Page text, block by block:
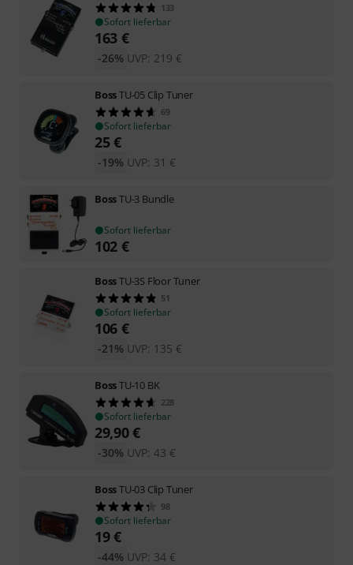
133
Sofort lieferbar
163 €
UVP: 219 €
-26%
BossTU-05 Clip Tuner
69
Sofort lieferbar
25€
UVP: 31 €
-19%
BossTU-3 Bundle
Sofort lieferbar
102 €
BossTU-3S Floor Tuner
51
Sofort lieferbar
106 €
UVP: 135 €
-21%
BossTU-10 BK
228
Sofort lieferbar
29,90€
UVP: 43 €
-30%
BossTU-03 Clip Tuner
98
Sofort lieferbar
19€
UVP: 34 €
-44%